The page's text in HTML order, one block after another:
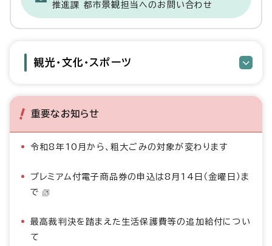
推進課 都市景観担当へのお問い合わせ
観光・文化・スポーツ
重要なお知らせ
令和8年10月から、粗大ごみの対象が変わります
プレミアム付電子商品券の申込は8月14日（金曜日）ま
で
最高裁判決を踏まえた生活保護費等の追加給付につい
て